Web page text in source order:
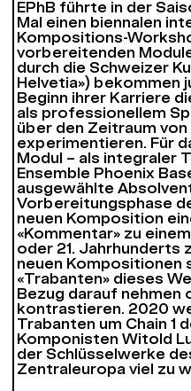
EPhB führte in der
Mal einen biennalen
Kompositions-
vorbereitenden
durch die Schweizer
Helvetia») bekommen
Beginn ihrer Karriere
als professionellem
über den Zeitraum von
experimentieren. Für
Modul – als integraler
Ensemble Phoenix
ausgewählte
Vorbereitungsphase
neuen Komposition
«Kommentar» zu
oder 21. Jahrhunderts
neuen Kompositionen
«Trabanten» dieses
Bezug darauf nehmen
kontrastieren. 2020
Trabanten um Chain 1
Komponisten Witold
der Schlüsselwerke
Zentraleuropa viel zu